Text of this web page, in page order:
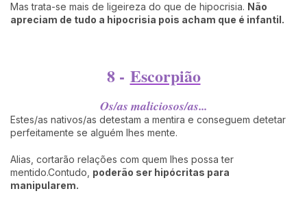
Mas trata-se mais de ligeireza do que de hipocrisia. Não
apreciam de tudo a hipocrisia pois acham que é infantil.
8 - Escorpião
Os/as maliciosos/as...
Estes/as nativos/as detestam a mentira e conseguem detetar
perfeitamente se alguém lhes mente.
Alias, cortarão relações com quem lhes possa ter
mentido.Contudo, poderão ser hipócritas para
manipularem.